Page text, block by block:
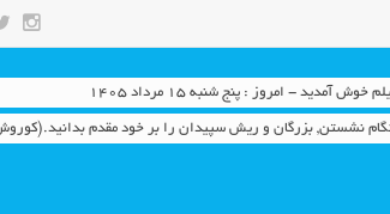
خوش آمدید - امروز : پنج شنبه ۱۵ مرداد ۱۴۰۵
نشستن, بزرگان و ریش سپیدان را بر خود مقدم